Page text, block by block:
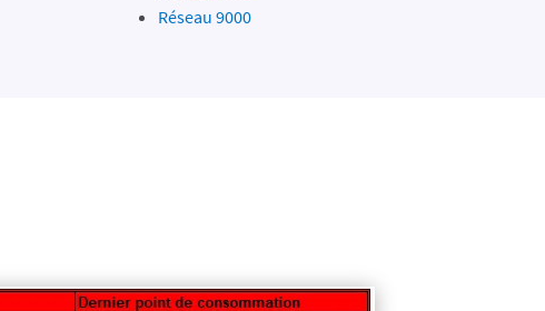
Réseau 9000